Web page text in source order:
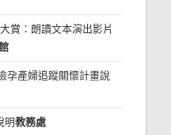
賞：朗讀文本演出影片
孕產婦追蹤關懷計畫說
明教務處